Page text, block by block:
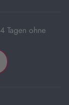
Tagen ohne